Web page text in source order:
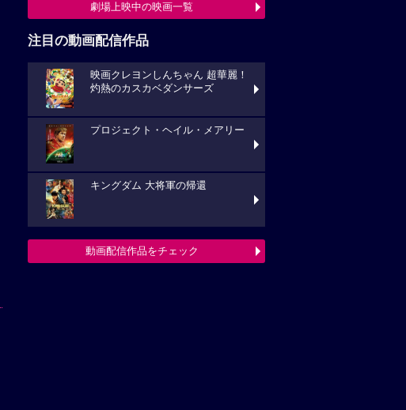
劇場上映中の映画一覧
注目の動画配信作品
映画クレヨンしんちゃん 超華麗！
灼熱のカスカベダンサーズ
プロジェクト・ヘイル・メアリー
キングダム 大将軍の帰還
動画配信作品をチェック